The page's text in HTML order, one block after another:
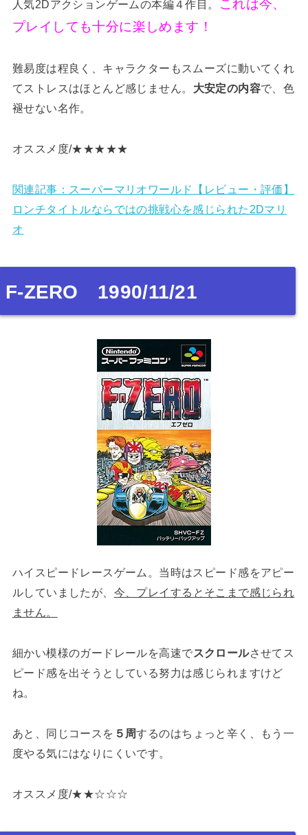
人気2Dアクションゲームの本編４作目。
これは今、
プレイしても十分に楽しめます！
難易度は程良く、キャラクターもスムーズに動いてくれ
てストレスはほとんど感じません。 大安定の内容で、色
褪せない名作。
オススメ度/★★★★★
関連記事：スーパーマリオワールド【レビュー・評価】
ロンチタイトルならではの挑戦心を感じられた2Dマリ
オ
F-ZERO 1990/11/21
ハイスピードレースゲーム。当時はスピード感をアピー
ルしていましたが、 今、プレイするとそこまで感じられ
ません。
細かい模様のガードレールを高速でスクロールさせてス
ピード感を出そうとしている努力は感じられますけど
ね。
あと、同じコースを ５周するのはちょっと辛く、もう一
度やる気にはなりにくいです。
オススメ度/★★☆☆☆